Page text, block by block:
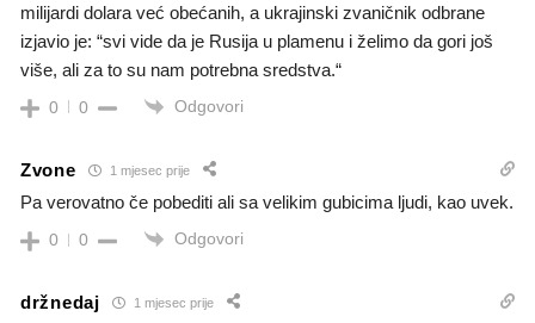
milijardi dolara već obećanih, a ukrajinski zvaničnik odbrane
izjavio je: “svi vide da je Rusija u plamenu i želimo da gori još
više, ali za to su nam potrebna sredstva.“
0 0 Odgovori
Zvone 1 mjesec prije
Pa verovatno če pobediti ali sa velikim gubicima ljudi, kao uvek.
0 0 Odgovori
držnedaj 1 mjesec prije